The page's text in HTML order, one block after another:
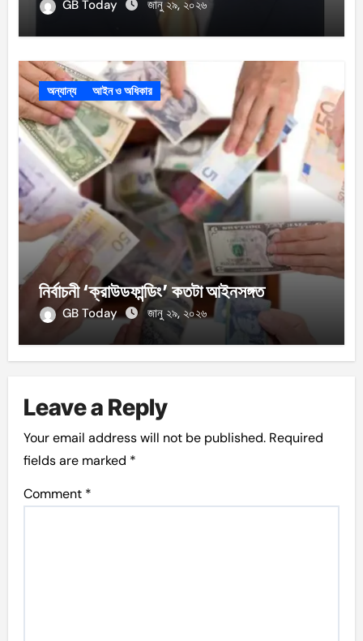
GB Today জানু ২৯, ২০২৬
অন্যান্য আইন ও অধিকার
নির্বাচনী ‘ক্রাউডফান্ডিং’ কতটা আইনসঙ্গত
GB Today জানু ২৯, ২০২৬
Leave a Reply
Your email address will not be published. Required
fields are marked *
Comment *